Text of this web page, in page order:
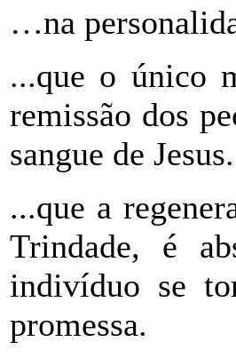
…na
...que o único
remissão dos
sangue de Jesus.
...que a
Trindade, é
indivíduo se
promessa.